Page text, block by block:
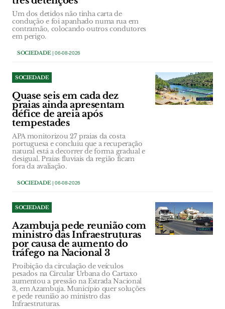
Um dos detidos não tinha carta de
condução e foi apanhado numa rua em
contramão, colocando outros condutores
em perigo.
SOCIEDADE| 06-08-2026
SOCIEDADE
Quase seis em cada dez
praias ainda apresentam
défice de areia após
tempestades
APA monitorizou 27 praias da costa
portuguesa e concluiu que a recuperação
natural está a decorrer de forma gradual e
desigual. Praias fluviais da região ficam
fora da avaliação.
SOCIEDADE| 06-08-2026
SOCIEDADE
Azambuja pede reunião com
ministro das Infraestruturas
por causa de aumento do
tráfego na Nacional 3
Proibição da circulação de veículos
pesados na Circular Urbana do Cartaxo
aumentou a pressão na Estrada Nacional
3, em Azambuja. Município quer soluções
e pede reunião ao ministro das
Infraestruturas.